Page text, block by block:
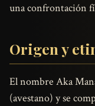
una confrontación
Origen y
El nombre Aka
(avestano) y se